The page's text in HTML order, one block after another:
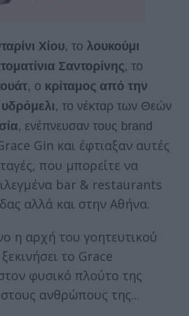
Χίου, το λουκούμι
Σαντορίνης, το
, ο κρίταμος από την
υδρόμελι, το νέκταρ των Θεών
, ενέπνευσαν τους brand
Gin και έφτιαξαν αυτές
που μπορείτε να
bar & restaurants
αλλά και στην Αθήνα.
η αρχή του γοητευτικού
το Grace
φυσικό πλούτο της
ανθρώπους της...